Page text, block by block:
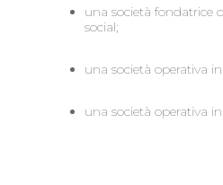
una società fondatrice
social;
una società operativa
una società operativa